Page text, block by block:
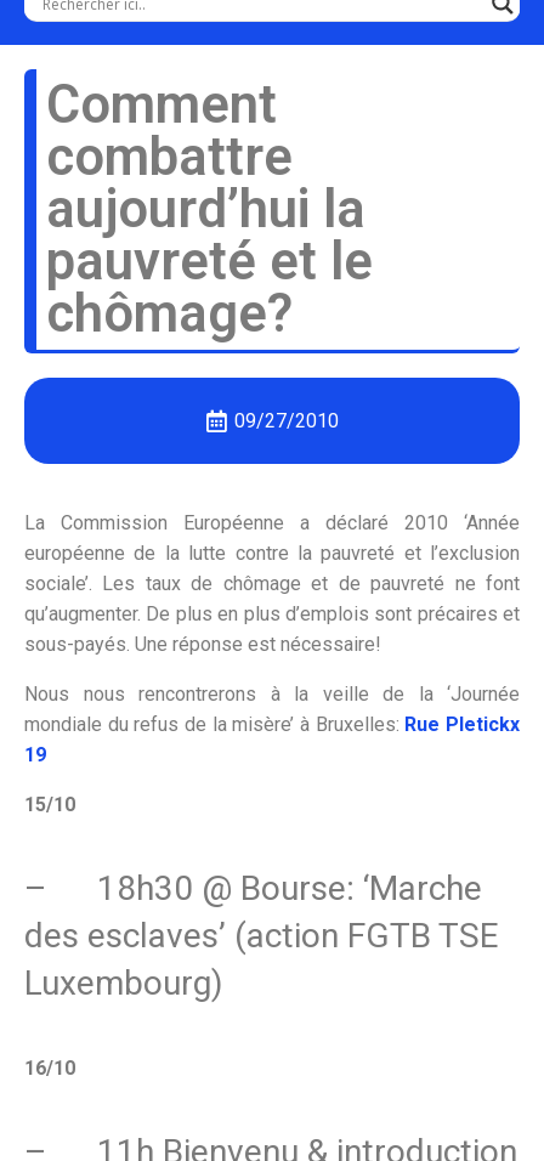
Comment
combattre
aujourd’hui la
pauvreté et le
chômage?
09/27/2010
La Commission Européenne a déclaré 2010 ‘Année
européenne de la lutte contre la pauvreté et l’exclusion
sociale’. Les taux de chômage et de pauvreté ne font
qu’augmenter. De plus en plus d’emplois sont précaires et
sous-payés. Une réponse est nécessaire!
Nous nous rencontrerons à la veille de la ‘Journée
mondiale du refus de la misère’ à Bruxelles: Rue Pletickx
19
15/10
– 18h30 @ Bourse: ‘Marche
des esclaves’ (action FGTB TSE
Luxembourg)
16/10
– 11h Bienvenu & introduction